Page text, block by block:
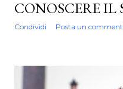
CONOSCERE IL
Condividi Posta un